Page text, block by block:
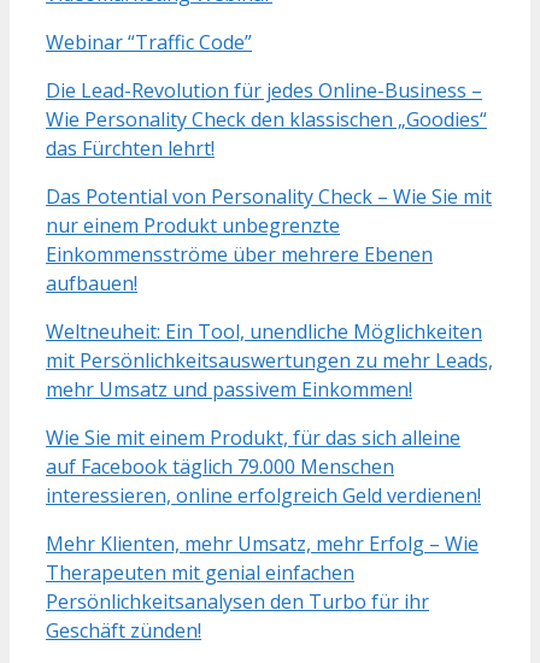
Webinar “Traffic Code”
Die Lead-Revolution für jedes Online-Business –
Wie Personality Check den klassischen „Goodies“
das Fürchten lehrt!
Das Potential von Personality Check – Wie Sie mit
nur einem Produkt unbegrenzte
Einkommensströme über mehrere Ebenen
aufbauen!
Weltneuheit: Ein Tool, unendliche Möglichkeiten
mit Persönlichkeitsauswertungen zu mehr Leads,
mehr Umsatz und passivem Einkommen!
Wie Sie mit einem Produkt, für das sich alleine
auf Facebook täglich 79.000 Menschen
interessieren, online erfolgreich Geld verdienen!
Mehr Klienten, mehr Umsatz, mehr Erfolg – Wie
Therapeuten mit genial einfachen
Persönlichkeitsanalysen den Turbo für ihr
Geschäft zünden!